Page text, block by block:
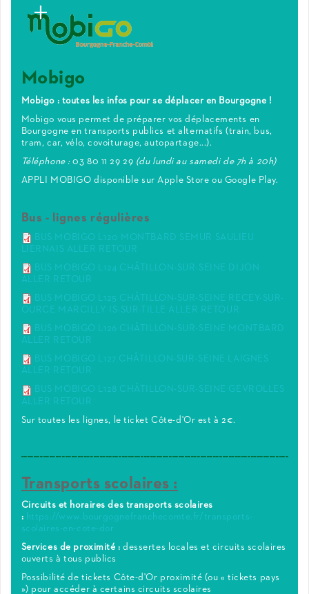
Mobigo
Mobigo : toutes les infos pour se déplacer en Bourgogne !
Mobigo vous permet de préparer vos déplacements en
Bourgogne en transports publics et alternatifs (train, bus,
tram, car, vélo, covoiturage, autopartage...).
Téléphone : 03 80 11 29 29 (du lundi au samedi de 7h à 20h)
APPLI MOBIGO disponible sur Apple Store ou Google Play.
Bus - lignes régulières
BUS MOBIGO L120 MONTBARD SEMUR SAULIEU
LIERNAIS ALLER RETOUR
BUS MOBIGO L124 CHÂTILLON-SUR-SEINE DIJON
ALLER RETOUR
BUS MOBIGO L125 CHÂTILLON-SUR-SEINE RECEY-SUR-
OURCE MARCILLY IS-SUR-TILLE ALLER RETOUR
BUS MOBIGO L126 CHÂTILLON-SUR-SEINE MONTBARD
ALLER RETOUR
BUS MOBIGO L127 CHÂTILLON-SUR-SEINE LAIGNES
ALLER RETOUR
BUS MOBIGO L128 CHÂTILLON-SUR-SEINE GEVROLLES
ALLER RETOUR
Sur toutes les lignes, le ticket Côte-d'Or est à 2€.
Transports scolaires :
Circuits et horaires des transports scolaires
: https://www.bourgognefranchecomte.fr/transports-
scolaires-en-cote-dor
Services de proximité : dessertes locales et circuits scolaires
ouverts à tous publics
Possibilité de tickets Côte-d'Or proximité (ou « tickets pays
») pour accéder à certains circuits scolaires